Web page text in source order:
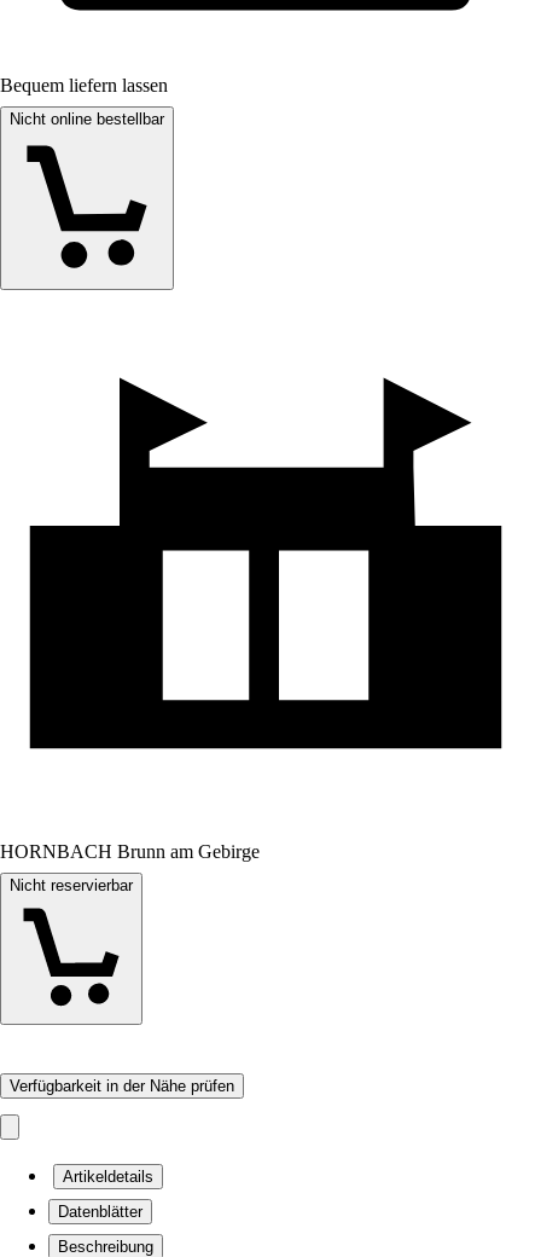
Bequem liefern lassen
Nicht online bestellbar
HORNBACH Brunn am Gebirge
Nicht reservierbar
Verfügbarkeit in der Nähe prüfen
Artikeldetails
Datenblätter
Beschreibung